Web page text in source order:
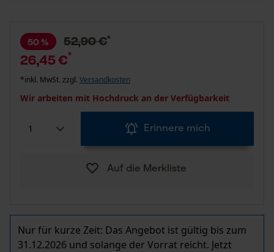
50 % 52,90 €*
26,45 €*
*inkl. MwSt. zzgl. Versandkosten
Wir arbeiten mit Hochdruck an der Verfügbarkeit
Erinnere mich
Auf die Merkliste
Nur für kurze Zeit: Das Angebot ist gültig bis zum
31.12.2026 und solange der Vorrat reicht. Jetzt